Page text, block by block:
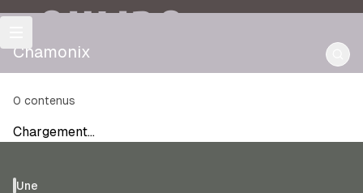
OULIPO
Chamonix
0 contenus
Chargement…
Une